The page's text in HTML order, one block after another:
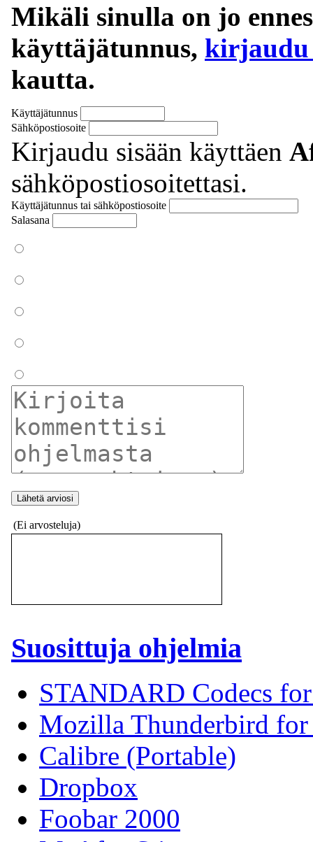
Mikäli sinulla on jo
käyttäjätunnus, kirjaudu
kautta.
Käyttäjätunnus
Sähköpostiosoite
Kirjaudu sisään käyttäen
sähköpostiosoitettasi.
Käyttäjätunnus tai sähköpostiosoite
Salasana
(Ei arvosteluja)
Suosittuja ohjelmia
STANDARD Codecs
Mozilla Thunderbird
Calibre (Portable)
Dropbox
Foobar 2000